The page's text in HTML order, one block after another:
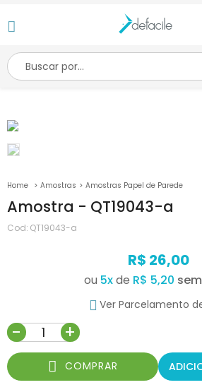
Amostras Amostras Papel de Parede
Amostra - QT19043-a
Cod: QT19043-a
R$ 26,00
ou 5xde R$ 5,20
Ver Parcelamento
- +
COMPRAR